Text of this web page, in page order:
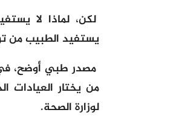
لكن، لماذا لا
يستفيد الطبيب من
مصدر طبي أوضح، في
من يختار العيادات
لوزارة الصحة.